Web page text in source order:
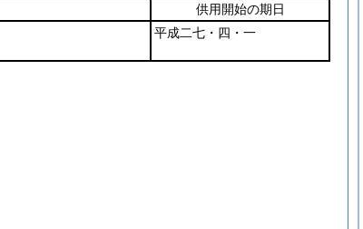
供用開始の期日
平成二七・四・一